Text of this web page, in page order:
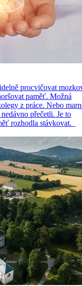
procvičovat
paměť. Možná
z práce. Nebo
přečetli. Je to
rozhodla stávkovat.